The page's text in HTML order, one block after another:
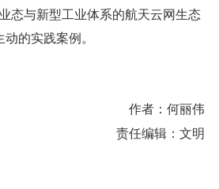
态与新型工业体系的航天云网生态
的实践案例。
作者：何丽伟
责任编辑：文明